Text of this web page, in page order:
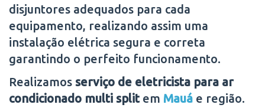
disjuntores adequados para cada
equipamento, realizando assim uma
instalação elétrica segura e correta
garantindo o perfeito funcionamento.
Realizamos serviço de eletricista para ar
condicionado multi split em Mauá e região.